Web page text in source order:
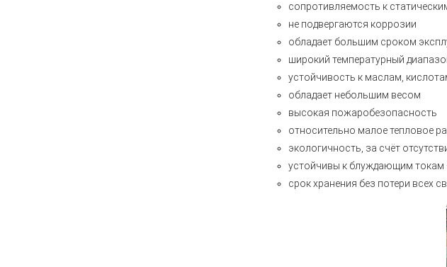
сопротивляемость к
не подвергаются коррозии
обладает большим сроком
широкий температурный
устойчивость к маслам,
обладает небольшим весом
высокая пожаробезопасность
относительно малое тепловое
экологичность, за счёт
устойчивы к блуждающим токам
срок хранения без потери всех